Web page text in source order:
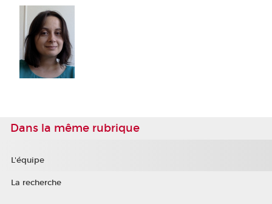
Dans la même rubrique
L'équipe
La recherche